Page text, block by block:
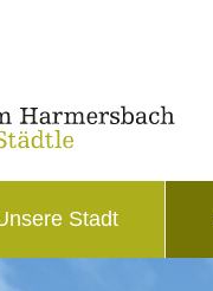
Stadt